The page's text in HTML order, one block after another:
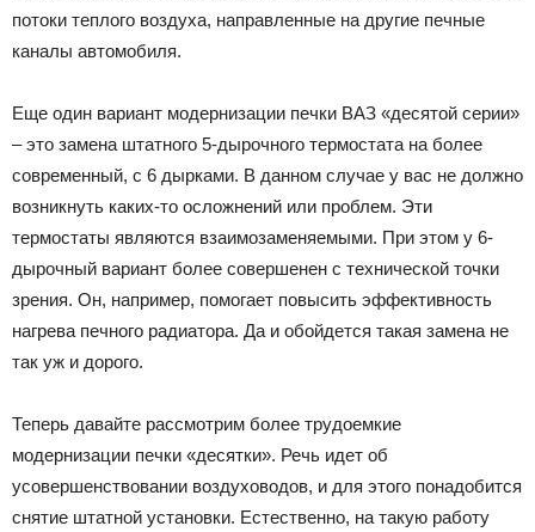
потоки теплого воздуха, направленные на другие печные
каналы автомобиля.
Еще один вариант модернизации печки ВАЗ «десятой серии»
– это замена штатного 5-дырочного термостата на более
современный, с 6 дырками. В данном случае у вас не должно
возникнуть каких-то осложнений или проблем. Эти
термостаты являются взаимозаменяемыми. При этом у 6-
дырочный вариант более совершенен с технической точки
зрения. Он, например, помогает повысить эффективность
нагрева печного радиатора. Да и обойдется такая замена не
так уж и дорого.
Теперь давайте рассмотрим более трудоемкие
модернизации печки «десятки». Речь идет об
усовершенствовании воздуховодов, и для этого понадобится
снятие штатной установки. Естественно, на такую работу